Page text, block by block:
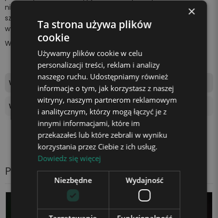
niespodziankę bliskiej osobie. Z pewnością wywołasz
szeroki uśmiech na jej twarzy i sprawisz, że poczuje się
wyjątkowo.
Wszystko za sprawą
Wymiary tablicy świetlnej 17,5x12cm
Wysokość podstawki 4 cm
Produkty z tej samej kategorii
×
Ta strona używa plików
cookie
Używamy plików cookie w celu
personalizacji treści, reklam i analizy
naszego ruchu. Udostępniamy również
informacje o tym, jak korzystasz z naszej
witryny, naszym partnerom reklamowym
i analitycznym, którzy mogą łączyć je z
innymi informacjami, które im
przekazałeś lub które zebrali w wyniku
korzystania przez Ciebie z ich usług.
Dowiedz się więcej
Niezbędne Wydajność